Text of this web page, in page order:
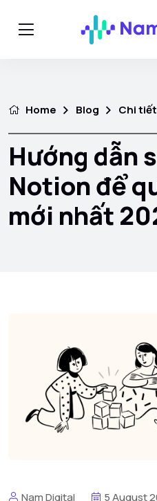
Home Blog Chi tiết
Hướng dẫn
Notion để
mới nhất
Nam Digital
5 August